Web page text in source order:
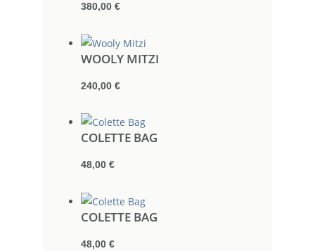
380,00 €
WOOLY MITZI
240,00 €
COLETTE BAG
48,00 €
COLETTE BAG
48,00 €